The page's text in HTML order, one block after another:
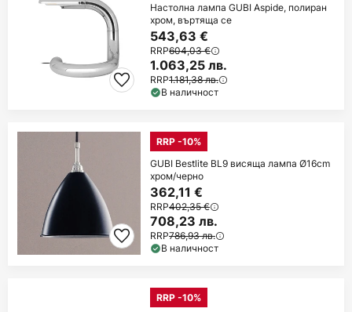
Настолна лампа GUBI Aspide, полиран
хром, въртяща се
543,63 €
RRP604,03 €
1.063,25 лв.
RRP1.181,38 лв.
В наличност
RRP -10%
GUBI Bestlite BL9 висяща лампа Ø16cm
хром/черно
362,11 €
RRP402,35 €
708,23 лв.
RRP786,93 лв.
В наличност
RRP -10%